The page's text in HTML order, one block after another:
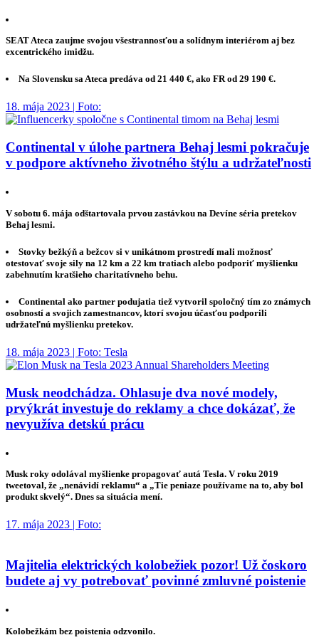
SEAT Ateca zaujme svojou všestrannosťou a solídnym interiérom aj bez
excentrického imidžu.
Na Slovensku sa Ateca predáva od 21 440 €, ako FR od 29 190 €.
18. mája 2023 | Foto:
Continental v úlohe partnera Behaj lesmi pokračuje
v podpore aktívneho životného štýlu a udržateľnosti
V sobotu 6. mája odštartovala prvou zastávkou na Devíne séria pretekov
Behaj lesmi.
Stovky bežkýň a bežcov si v unikátnom prostredí mali možnosť
otestovať svoje sily na 12 km a 22 km tratiach alebo podporiť myšlienku
zabehnutím kratšieho charitatívneho behu.
Continental ako partner podujatia tiež vytvoril spoločný tím zo známych
osobností a svojich zamestnancov, ktorí svojou účasťou podporili
udržateľnú myšlienku pretekov.
18. mája 2023 | Foto: Tesla
Musk neodchádza. Ohlasuje dva nové modely,
prvýkrát investuje do reklamy a chce dokázať, že
nevyužíva detskú prácu
Musk roky odolával myšlienke propagovať autá Tesla. V roku 2019
tweetoval, že „nenávidí reklamu“ a „Tie peniaze používame na to, aby bol
produkt skvelý“. Dnes sa situácia mení.
17. mája 2023 | Foto:
Majitelia elektrických kolobežiek pozor! Už čoskoro
budete aj vy potrebovať povinné zmluvné poistenie
Kolobežkám bez poistenia odzvonilo.